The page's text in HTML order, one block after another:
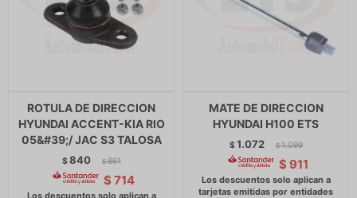
ROTULA DE DIRECCION
HYUNDAI ACCENT-KIA RIO
05&#39;/ JAC S3 TALOSA
$840 $ 861
$ 714
MATE DE DIRECCION
HYUNDAI H100 ETS
$1.072 $ 1.099
$ 911